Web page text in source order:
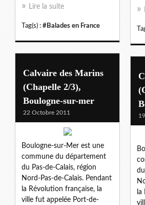
Lire la suite
Tag(s) : #Balades en France
Calvaire des Marins
(Chapelle 2/3),
Boulogne-sur-mer
22 Octobre 2011
Boulogne-sur-Mer est une
commune du département
du Pas-de-Calais, région
Nord-Pas-de-Calais. Pendant
la Révolution française, la
ville fut appelée Port-de-
la